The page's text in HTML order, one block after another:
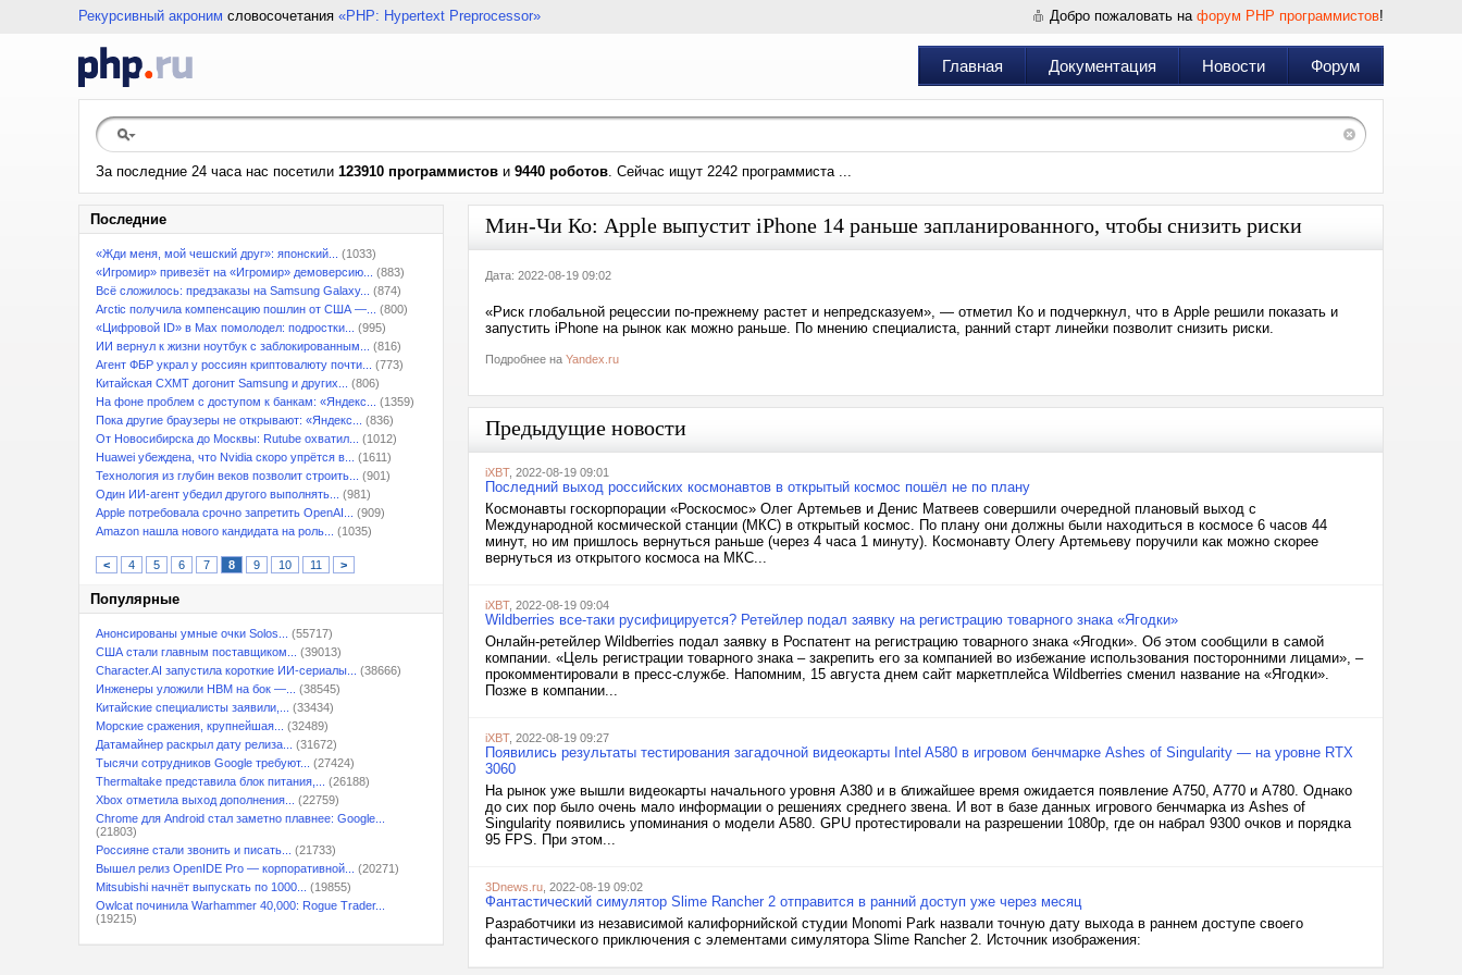
Рекурсивный акроним словосочетания «PHP: Hypertext Preprocessor» Добро пожаловать на форум PHP программистов!
Главная Документация Новости Форум
За последние 24 часа нас посетили 123910 программистов и 9440 роботов. Сейчас ищут 2242 программиста ...
Последние
«Жди меня, мой чешский друг»: японский...
(1033)
«Игромир» привезёт на «Игромир» демоверсию...
(883)
Всё сложилось: предзаказы на Samsung Galaxy...
(874)
Arctic получила компенсацию пошлин от США —...
(800)
«Цифровой ID» в Max помолодел: подростки...
(995)
ИИ вернул к жизни ноутбук с заблокированным...
(816)
Агент ФБР украл у россиян криптовалюту почти...
(773)
Китайская CXMT догонит Samsung и других...
(806)
На фоне проблем с доступом к банкам: «Яндекс...
(1359)
Пока другие браузеры не открывают: «Яндекс...
(836)
От Новосибирска до Москвы: Rutube охватил...
(1012)
Huawei убеждена, что Nvidia скоро упрётся в...
(1611)
Технология из глубин веков позволит строить...
(901)
Один ИИ-агент убедил другого выполнять...
(981)
Apple потребовала срочно запретить OpenAI...
(909)
Amazon нашла нового кандидата на роль...
(1035)
< 4 5 6 7 8 9 10 11 >
Популярные
Анонсированы умные очки Solos...
(55717)
США стали главным поставщиком...
(39013)
Character.AI запустила короткие ИИ-сериалы...
(38666)
Инженеры уложили HBM на бок —...
(38545)
Китайские специалисты заявили,...
(33434)
Морские сражения, крупнейшая...
(32489)
Датамайнер раскрыл дату релиза...
(31672)
Тысячи сотрудников Google требуют...
(27424)
Thermaltake представила блок питания,...
(26188)
Xbox отметила выход дополнения...
(22759)
Chrome для Android стал заметно плавнее: Google...
(21803)
Россияне стали звонить и писать...
(21733)
Вышел релиз OpenIDE Pro — корпоративной...
(20271)
Mitsubishi начнёт выпускать по 1000...
(19855)
Owlcat починила Warhammer 40,000: Rogue Trader...
(19215)
Мин-Чи Ко: Apple выпустит iPhone 14 раньше запланированного, чтобы снизить риски
Дата: 2022-08-19 09:02
«Риск глобальной рецессии по-прежнему растет и непредсказуем», — отметил Ко и подчеркнул, что в Apple решили показать и
запустить iPhone на рынок как можно раньше. По мнению специалиста, ранний старт линейки позволит снизить риски.
Подробнее на Yandex.ru
Предыдущие новости
iXBT, 2022-08-19 09:01
Последний выход российских космонавтов в открытый космос пошёл не по плану
Космонавты госкорпорации «Роскосмос» Олег Артемьев и Денис Матвеев совершили очередной плановый выход с
Международной космической станции (МКС) в открытый космос. По плану они должны были находиться в космосе 6 часов 44
минут, но им пришлось вернуться раньше (через 4 часа 1 минуту). Космонавту Олегу Артемьеву поручили как можно скорее
вернуться из открытого космоса на МКС...
iXBT, 2022-08-19 09:04
Wildberries все-таки русифицируется? Ретейлер подал заявку на регистрацию товарного знака «Ягодки»
Онлайн-ретейлер Wildberries подал заявку в Роспатент на регистрацию товарного знака «Ягодки». Об этом сообщили в самой
компании. «Цель регистрации товарного знака – закрепить его за компанией во избежание использования посторонними лицами», –
прокомментировали в пресс-службе. Напомним, 15 августа днем сайт маркетплейса Wildberries сменил название на «Ягодки».
Позже в компании...
iXBT, 2022-08-19 09:27
Появились результаты тестирования загадочной видеокарты Intel A580 в игровом бенчмарке Ashes of Singularity — на уровне RTX
3060
На рынок уже вышли видеокарты начального уровня A380 и в ближайшее время ожидается появление A750, A770 и A780. Однако
до сих пор было очень мало информации о решениях среднего звена. И вот в базе данных игрового бенчмарка из Ashes of
Singularity появились упоминания о модели A580. GPU протестировали на разрешении 1080p, где он набрал 9300 очков и порядка
95 FPS. При этом...
3Dnews.ru , 2022-08-19 09:02
Фантастический симулятор Slime Rancher 2 отправится в ранний доступ уже через месяц
Разработчики из независимой калифорнийской студии Monomi Park назвали точную дату выхода в раннем доступе своего
фантастического приключения с элементами симулятора Slime Rancher 2. Источник изображения: